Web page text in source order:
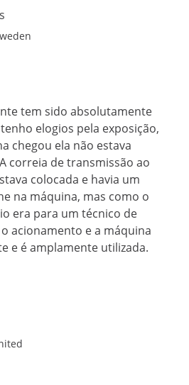
tem sido absolutamente
elogios pela exposição,
chegou ela não estava
correia de transmissão ao
colocada e havia um
na máquina, mas como o
era para um técnico de
acionamento e a máquina
e é amplamente utilizada.